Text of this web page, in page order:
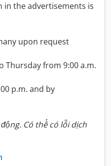
in the advertisements is
upon request
Thursday from 9:00 a.m.
p.m. and by
Có thể có lỗi dịch